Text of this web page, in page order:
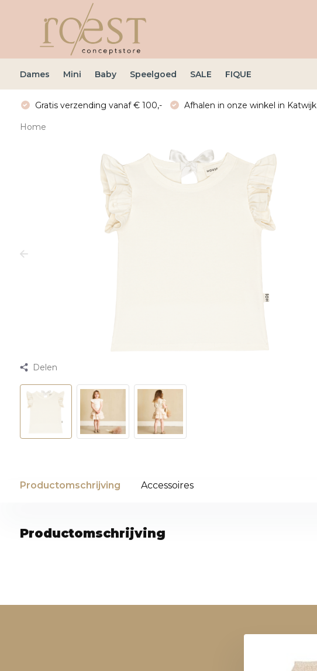
Dames Mini Baby Speelgoed SALE FIQUE
Gratis verzending vanaf € 100,- Afhalen in onze winkel in Katwijk
Home
Delen
Productomschrijving Accessoires
Productomschrijving